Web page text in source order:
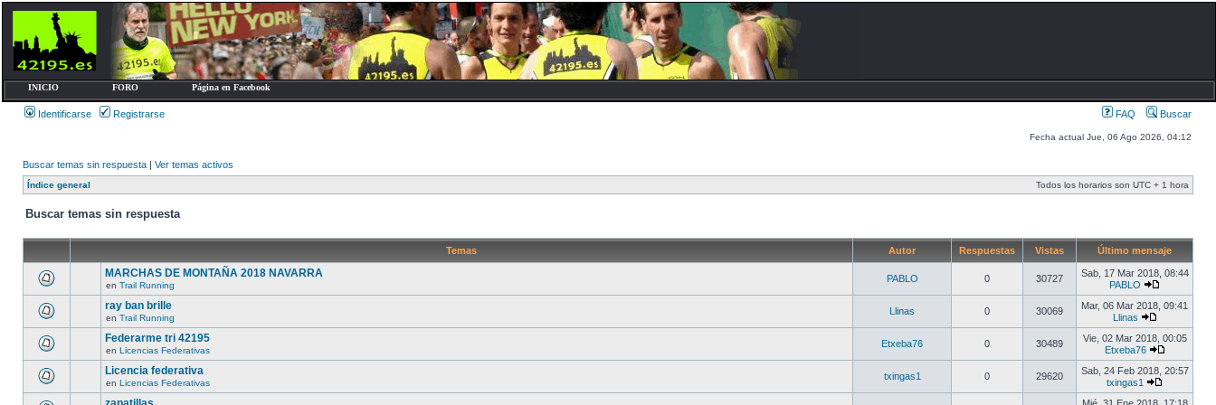
INICIO FORO Página en Facebook
Identificarse Registrarse FAQ Buscar
Fecha actual Jue, 06 Ago 2026, 04:12
Buscar temas sin respuesta | Ver temas activos
Índice general Todos los horarios son UTC + 1 hora
Buscar temas sin respuesta
Temas Autor Respuestas Vistas Último mensaje
MARCHAS DE MONTAÑA 2018 NAVARRA
en Trail Running
PABLO 0 30727
Sab, 17 Mar 2018, 08:44
PABLO
ray ban brille
en Trail Running
Llinas 0 30069
Mar, 06 Mar 2018, 09:41
Llinas
Federarme tri 42195
en Licencias Federativas
Etxeba76 0 30489
Vie, 02 Mar 2018, 00:05
Etxeba76
Licencia federativa
en Licencias Federativas
txingas1 0 29620
Sab, 24 Feb 2018, 20:57
txingas1